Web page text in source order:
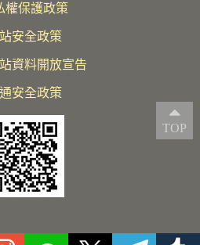
權保護政策
安全政策
資料開放宣告
安全政策
TOP